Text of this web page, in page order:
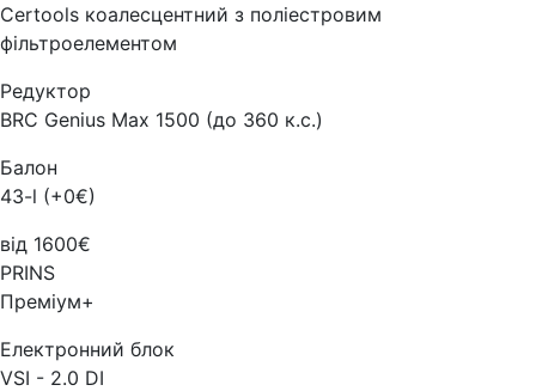
Certools коалесцентний з поліестровим
фільтроелементом
Редуктор
BRC Genius Max 1500 (до 360 к.с.)
Балон
43-l (+0€)
від 1600€
PRINS
Преміум+
Електронний блок
VSI - 2.0 DI